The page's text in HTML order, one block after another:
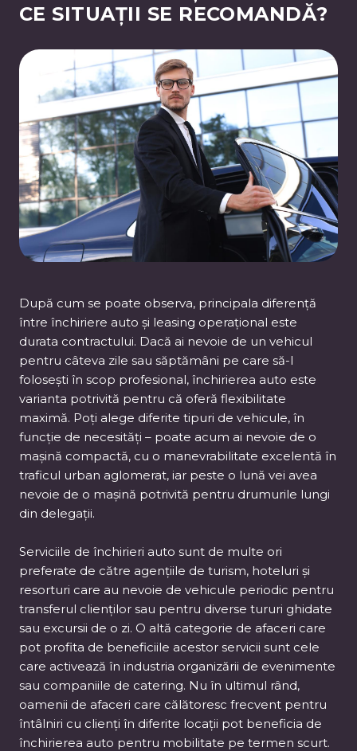
CE SITUAȚII SE RECOMANDĂ?
După cum se poate observa, principala diferență
între închiriere auto și leasing operațional este
durata contractului. Dacă ai nevoie de un vehicul
pentru câteva zile sau săptămâni pe care să-l
folosești în scop profesional, închirierea auto este
varianta potrivită pentru că oferă flexibilitate
maximă. Poți alege diferite tipuri de vehicule, în
funcție de necesități – poate acum ai nevoie de o
mașină compactă, cu o manevrabilitate excelentă în
traficul urban aglomerat, iar peste o lună vei avea
nevoie de o mașină potrivită pentru drumurile lungi
din delegații.
Serviciile de închirieri auto sunt de multe ori
preferate de către agențiile de turism, hoteluri și
resorturi care au nevoie de vehicule periodic pentru
transferul clienților sau pentru diverse tururi ghidate
sau excursii de o zi. O altă categorie de afaceri care
pot profita de beneficiile acestor servicii sunt cele
care activează în industria organizării de evenimente
sau companiile de catering. Nu în ultimul rând,
oamenii de afaceri care călătoresc frecvent pentru
întâlniri cu clienți în diferite locații pot beneficia de
închirierea auto pentru mobilitate pe termen scurt.